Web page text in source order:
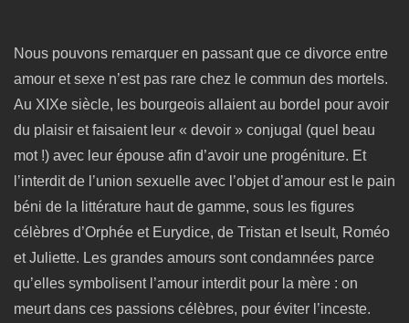
Nous pouvons remarquer en passant que ce divorce entre
amour et sexe n’est pas rare chez le commun des mortels.
Au XIXe siècle, les bourgeois allaient au bordel pour avoir
du plaisir et faisaient leur « devoir » conjugal (quel beau
mot !) avec leur épouse afin d’avoir une progéniture. Et
l’interdit de l’union sexuelle avec l’objet d’amour est le pain
béni de la littérature haut de gamme, sous les figures
célèbres d’Orphée et Eurydice, de Tristan et Iseult, Roméo
et Juliette. Les grandes amours sont condamnées parce
qu’elles symbolisent l’amour interdit pour la mère : on
meurt dans ces passions célèbres, pour éviter l’inceste.